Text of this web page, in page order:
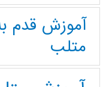
آموزش قدم
متلب